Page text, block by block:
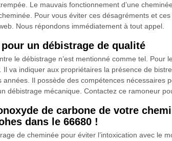
Le mauvais fonctionnement d’une
Pour vous éviter ces désagréments et
Nous répondons immédiatement à tout appel.
un débistrage de qualité
le débistrage n’est mentionné comme tel.
Il va indiquer aux propriétaires la présence de
Il possède des compétences
débistrage mécanique. Contactez ce ramoneur
de carbone de votre
dans le 66680 !
de cheminée pour éviter l’intoxication avec le